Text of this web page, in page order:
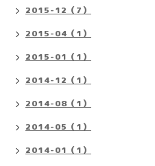
2015-12（7）
2015-04（1）
2015-01（1）
2014-12（1）
2014-08（1）
2014-05（1）
2014-01（1）